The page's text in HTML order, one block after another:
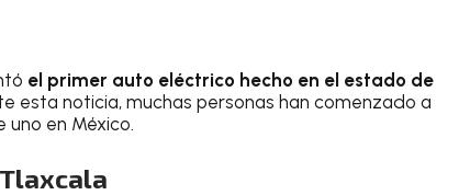
el primer auto eléctrico hecho en el estado de
esta noticia, muchas personas han comenzado a
en México.